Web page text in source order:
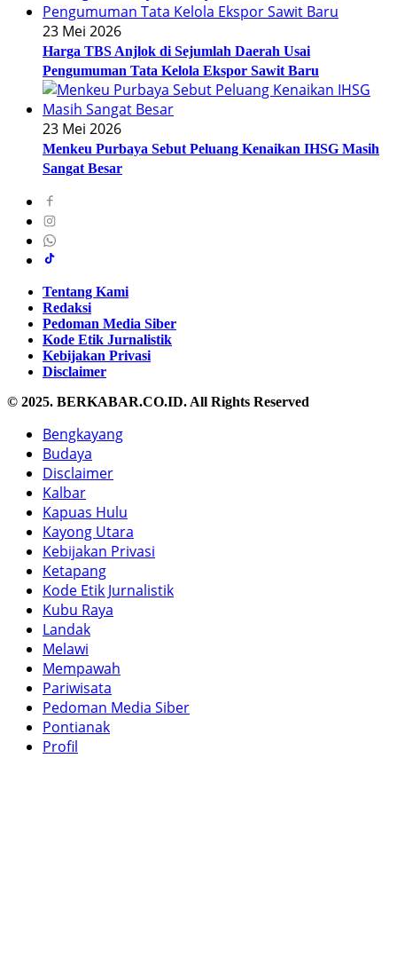
23 Mei 2026
Harga TBS Anjlok di Sejumlah Daerah Usai
Pengumuman Tata Kelola Ekspor Sawit Baru
23 Mei 2026
Menkeu Purbaya Sebut Peluang Kenaikan IHSG Masih
Sangat Besar
Tentang Kami
Redaksi
Pedoman Media Siber
Kode Etik Jurnalistik
Kebijakan Privasi
Disclaimer
© 2025. BERKABAR.CO.ID. All Rights Reserved
Bengkayang
Budaya
Disclaimer
Kalbar
Kapuas Hulu
Kayong Utara
Kebijakan Privasi
Ketapang
Kode Etik Jurnalistik
Kubu Raya
Landak
Melawi
Mempawah
Pariwisata
Pedoman Media Siber
Pontianak
Profil